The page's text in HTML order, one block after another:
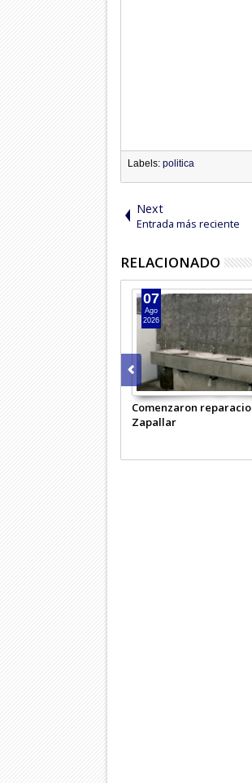
Labels: politica
Next
Entrada más reciente
RELACIONADO
Comenzaron
Zapallar
07
Ago
2026